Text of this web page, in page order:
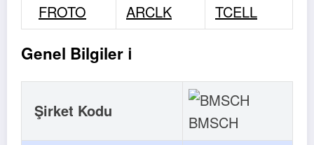
FROTO ARCLK TCELL
Genel Bilgiler ℹ
Şirket Kodu
BMSCH